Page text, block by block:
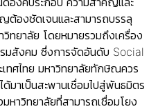
องชัดเจนและสามารถบรรลุ
วิทยาลัย โดยหมายรวมถึงเครื่อง
มสังคม ซึ่งการจัดอันดับ Social
ทศไทย มหาวิทยาลัยทักษิณควร
มาเป็นสะพานเชื่อมไปสู่พันธมิตร
หาวิทยาลัยที่สามารถเชื่อมโยง